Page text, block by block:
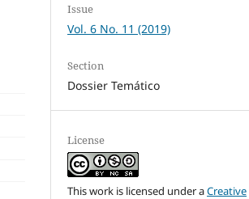
Issue
Vol. 6 No. 11 (2019)
Section
Dossier Temático
License
This work is licensed under aCreative